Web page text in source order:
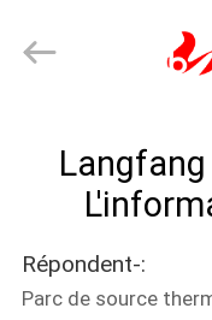
PRODUITS
VIDÉOS
Rights
Reserved.
Répondent-:
Parc de source